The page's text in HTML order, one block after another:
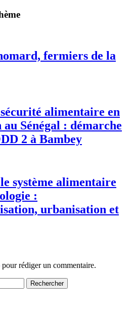
fermiers de la
alimentaire en
Sénégal : démarche
2 à Bambey
système alimentaire
:
urbanisation et
pour rédiger un commentaire.